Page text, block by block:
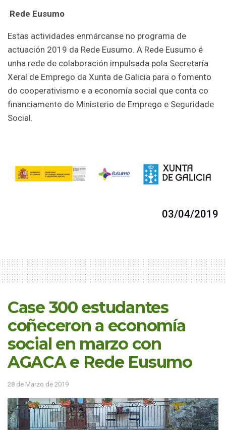
Rede Eusumo
Estas actividades enmárcanse no programa de
actuación 2019 da Rede Eusumo. A Rede Eusumo é
unha rede de colaboración impulsada pola Secretaría
Xeral de Emprego da Xunta de Galicia para o fomento
do cooperativismo e a economía social que conta co
financiamento do Ministerio de Emprego e Seguridade
Social.
03/04/2019
Case 300 estudantes
coñeceron a economía
social en marzo con
AGACA e Rede Eusumo
28 de Marzo de 2019